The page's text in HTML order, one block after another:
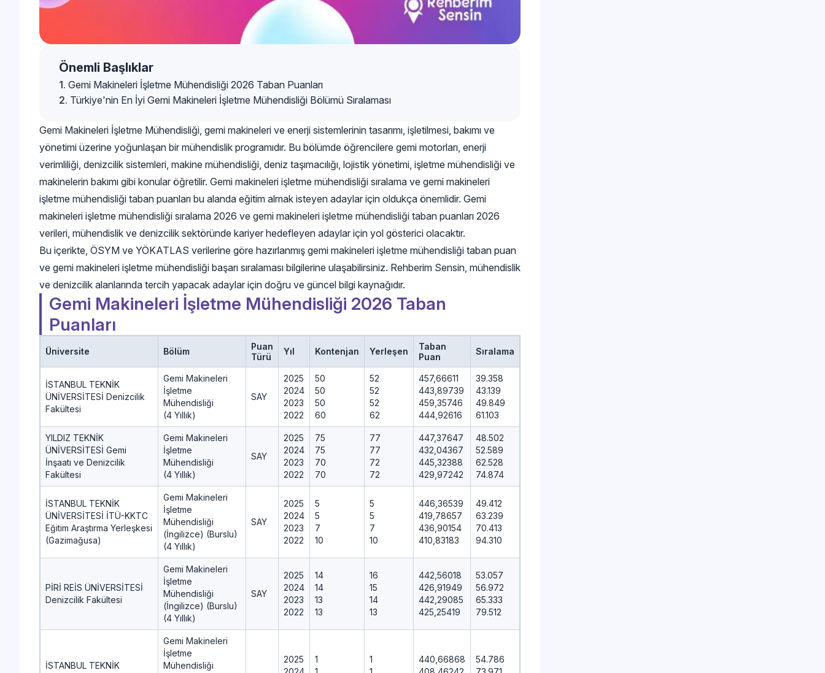
Önemli Başlıklar
Gemi Makineleri İşletme Mühendisliği 2026 Taban Puanları
Türkiye'nin En İyi Gemi Makineleri İşletme Mühendisliği Bölümü Sıralaması
Gemi Makineleri İşletme Mühendisliği, gemi makineleri ve enerji sistemlerinin tasarımı, işletilmesi, bakımı ve
yönetimi üzerine yoğunlaşan bir mühendislik programıdır. Bu bölümde öğrencilere gemi motorları, enerji
verimliliği, denizcilik sistemleri, makine mühendisliği, deniz taşımacılığı, lojistik yönetimi, işletme mühendisliği ve
makinelerin bakımı gibi konular öğretilir. Gemi makineleri işletme mühendisliği sıralama ve gemi makineleri
işletme mühendisliği taban puanları bu alanda eğitim almak isteyen adaylar için oldukça önemlidir. Gemi
makineleri işletme mühendisliği sıralama 2026 ve gemi makineleri işletme mühendisliği taban puanları 2026
verileri, mühendislik ve denizcilik sektöründe kariyer hedefleyen adaylar için yol gösterici olacaktır.
Bu içerikte, ÖSYM ve YÖKATLAS verilerine göre hazırlanmış gemi makineleri işletme mühendisliği taban puan
ve gemi makineleri işletme mühendisliği başarı sıralaması bilgilerine ulaşabilirsiniz. Rehberim Sensin, mühendislik
ve denizcilik alanlarında tercih yapacak adaylar için doğru ve güncel bilgi kaynağıdır.
Gemi Makineleri İşletme Mühendisliği 2026 Taban
Puanları
Üniversite Bölüm
Puan
Türü
Yıl Kontenjan Yerleşen
Taban
Puan
Sıralama
İSTANBUL TEKNİK
ÜNİVERSİTESİ Denizcilik
Fakültesi
Gemi Makineleri
İşletme
Mühendisliği
(4 Yıllık)
SAY
2025
2024
2023
2022
50
50
50
60
52
52
52
62
457,66611
443,89739
459,35746
444,92616
39.358
43.139
49.849
61.103
YILDIZ TEKNİK
ÜNİVERSİTESİ Gemi
İnşaatı ve Denizcilik
Fakültesi
Gemi Makineleri
İşletme
Mühendisliği
(4 Yıllık)
SAY
2025
2024
2023
2022
75
75
70
70
77
77
72
72
447,37647
432,04367
445,32388
429,97242
48.502
52.589
62.528
74.874
İSTANBUL TEKNİK
ÜNİVERSİTESİ İTÜ-KKTC
Eğitim Araştırma Yerleşkesi
(Gazimağusa)
Gemi Makineleri
İşletme
Mühendisliği
(İngilizce) (Burslu)
(4 Yıllık)
SAY
2025
2024
2023
2022
5
5
7
10
5
5
7
10
446,36539
419,78657
436,90154
410,83183
49.412
63.239
70.413
94.310
PİRİ REİS ÜNİVERSİTESİ
Denizcilik Fakültesi
Gemi Makineleri
İşletme
Mühendisliği
(İngilizce) (Burslu)
(4 Yıllık)
SAY
2025
2024
2023
2022
14
14
13
13
16
15
14
13
442,56018
426,91949
442,29085
425,25419
53.057
56.972
65.333
79.512
İSTANBUL TEKNİK
Gemi Makineleri
İşletme
Mühendisliği
2025
1
1
440,66868
54.786